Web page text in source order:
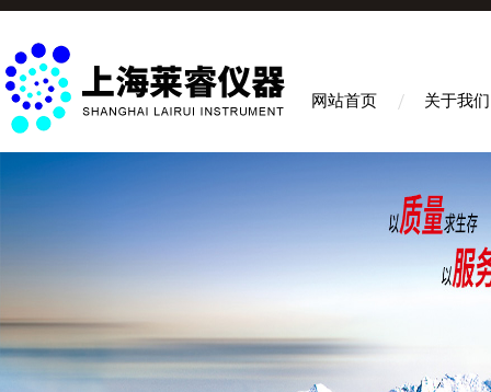
网站首页 关于我们